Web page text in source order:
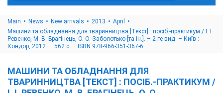
Main News New arrivals 2013
April
Машини та обладнання для тваринництва [Текст] : посіб.-практикум / І. І.
Ревенко, М. В. Брагінець, О. О. Заболотько [та ін.]. – 2-ге вид. – Київ :
Кондор, 2012. – 562 с. – ISBN 978-966-351-367-6
МАШИНИ ТА ОБЛАДНАННЯ ДЛЯ
ТВАРИННИЦТВА [ТЕКСТ] : ПОСІБ.-ПРАКТИКУМ /